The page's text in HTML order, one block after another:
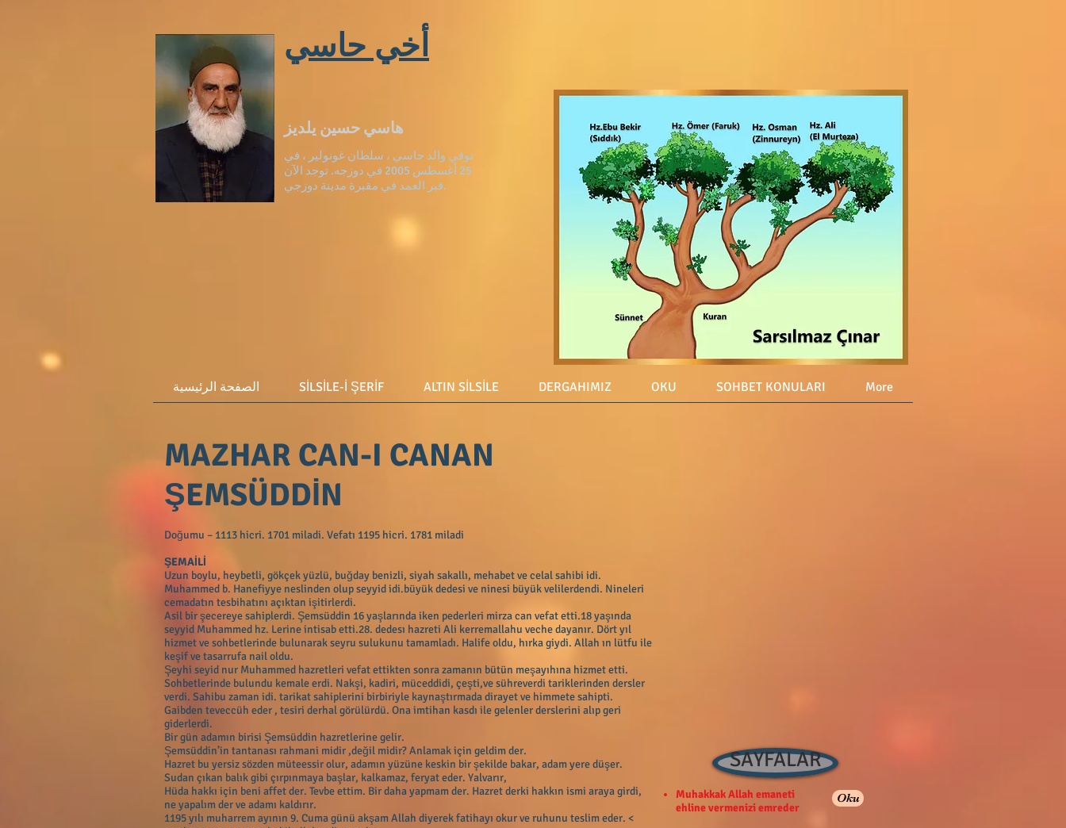
أخي حاسي
توفي والد حاسي ، سلطان غونولير ، في
25 أغسطس 2005 في دوزجه. توجد الآن
قبر العمد في مقبرة مدينة دوزجي.
الصفحة الرئيسية SİLSİLE-İ ŞERİF ALTIN SİLSİLE DERGAHIMIZ OKU SOHBET KONULARI More
MAZHAR CAN-I CANAN
ŞEMSÜDDİN
Doğumu – 1113 hicri. 1701 miladi. Vefatı 1195 hicri. 1781 miladi
ŞEMAİLİ
Uzun boylu, heybetli, gökçek yüzlü, buğday benizli, siyah sakallı, mehabet ve celal sahibi idi.
Muhammed b. Hanefiyye neslinden olup seyyid idi.büyük dedesi ve ninesi büyük velilerdendi. Nineleri
cemadatın tesbihatını açıktan işitirlerdi.
Asil bir şecereye sahiplerdi. Şemsüddin 16 yaşlarında iken pederleri mirza can vefat etti.18 yaşında
seyyid Muhammed hz. Lerine intisab etti.28. dedesı hazreti Ali kerremallahu veche dayanır. Dört yıl
hizmet ve sohbetlerinde bulunarak seyru sulukunu tamamladı. Halife oldu, hırka giydi. Allah ın lütfu ile
keşif ve tasarrufa nail oldu.
Şeyhi seyid nur Muhammed hazretleri vefat ettikten sonra zamanın bütün meşayıhına hizmet etti.
Sohbetlerinde bulundu kemale erdi. Nakşi, kadiri, müceddidi, çeşti,ve sühreverdi tariklerinden dersler
verdi. Sahibu zaman idi. tarikat sahiplerini birbiriyle kaynaştırmada dirayet ve himmete sahipti.
Gaibden teveccüh eder , tesiri derhal görülürdü. Ona imtihan kasdı ile gelenler derslerini alıp geri
giderlerdi.
Bir gün adamın birisi Şemsüddin hazretlerine gelir.
Şemsüddin’in tantanası rahmani midir ,değil midir? Anlamak için geldim der.
Hazret bu yersiz sözden müteessir olur, adamın yüzüne keskin bir şekilde bakar, adam yere düşer.
Sudan çıkan balık gibi çırpınmaya başlar, kalkamaz, feryat eder. Yalvarır,
Hüda hakkı için beni affet der. Tevbe ettim. Bir daha yapmam der. Hazret derki hakkın ismi araya girdi,
ne yapalım der ve adamı kaldırır.
1195 yılı muharrem ayının 9. Cuma günü akşam Allah diyerek fatihayı okur ve ruhunu teslim eder. <
Muhakkak Allah emaneti
ehline vermenizi emreder
Oku
SAYFALAR